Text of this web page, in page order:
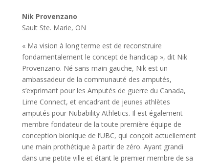
Nik Provenzano
Sault Ste. Marie, ON
« Ma vision à long terme est de reconstruire
fondamentalement le concept de handicap », dit Nik
Provenzano. Né sans main gauche, Nik est un
ambassadeur de la communauté des amputés,
s’exprimant pour les Amputés de guerre du Canada,
Lime Connect, et encadrant de jeunes athlètes
amputés pour Nubability Athletics. Il est également
membre fondateur de la toute première équipe de
conception bionique de l’UBC, qui conçoit actuellement
une main prothétique à partir de zéro. Ayant grandi
dans une petite ville et étant le premier membre de sa